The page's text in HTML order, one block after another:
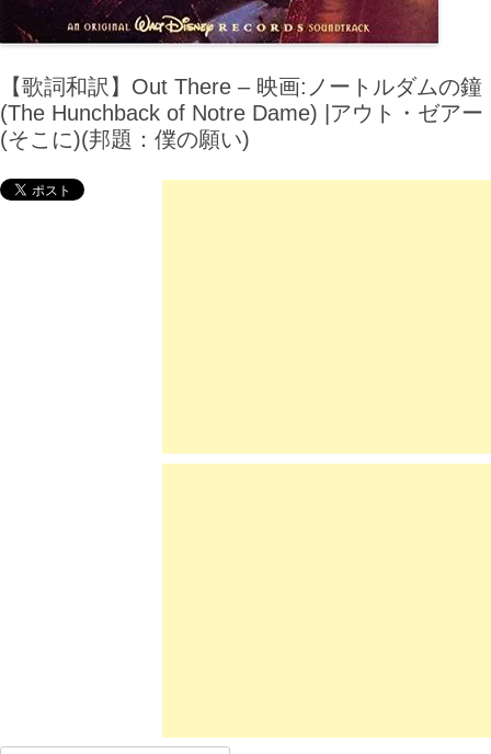
【歌詞和訳】Out There – 映画:ノートルダムの鐘
(The Hunchback of Notre Dame) |アウト・ゼアー
(そこに)(邦題：僕の願い)